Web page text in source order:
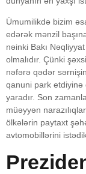
Ümumilikdə bizim
edərək mənzil
nəinki Bakı
olmalıdır. Çünki
nəfərə qədər
qanuni park
yaradır. Son
müəyyən
ölkələrin paytaxt
avtomobillərini